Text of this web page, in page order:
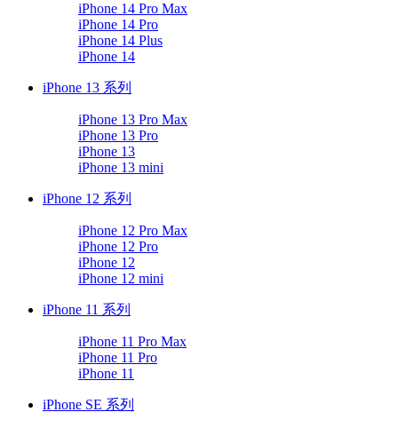
iPhone 14 Pro Max
iPhone 14 Pro
iPhone 14 Plus
iPhone 14
iPhone 13 系列
iPhone 13 Pro Max
iPhone 13 Pro
iPhone 13
iPhone 13 mini
iPhone 12 系列
iPhone 12 Pro Max
iPhone 12 Pro
iPhone 12
iPhone 12 mini
iPhone 11 系列
iPhone 11 Pro Max
iPhone 11 Pro
iPhone 11
iPhone SE 系列